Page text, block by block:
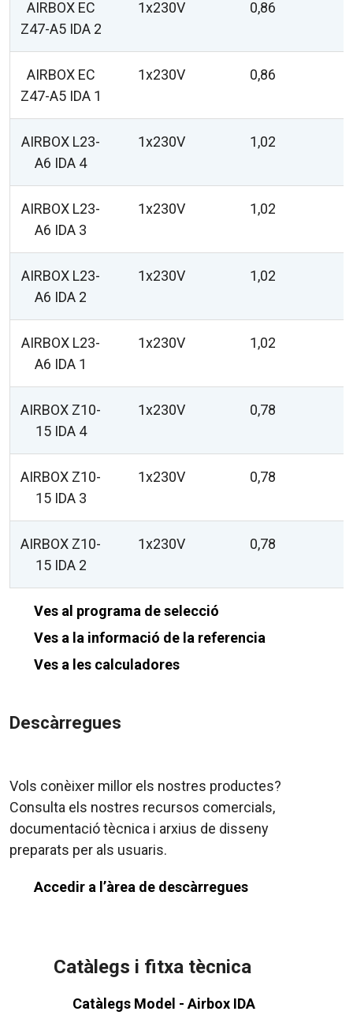
AIRBOX EC
Z47-A5 IDA 2
1x230V 0,86
AIRBOX EC
Z47-A5 IDA 1
1x230V 0,86
AIRBOX L23-
A6 IDA 4
1x230V 1,02
AIRBOX L23-
A6 IDA 3
1x230V 1,02
AIRBOX L23-
A6 IDA 2
1x230V 1,02
AIRBOX L23-
A6 IDA 1
1x230V 1,02
AIRBOX Z10-
15 IDA 4
1x230V 0,78
AIRBOX Z10-
15 IDA 3
1x230V 0,78
AIRBOX Z10-
15 IDA 2
1x230V 0,78
Ves al programa de selecció
Ves a la informació de la referencia
Ves a les calculadores
Descàrregues
Vols conèixer millor els nostres productes?
Consulta els nostres recursos comercials,
documentació tècnica i arxius de disseny
preparats per als usuaris.
Accedir a l’àrea de descàrregues
Catàlegs i fitxa tècnica
Catàlegs Model - Airbox IDA